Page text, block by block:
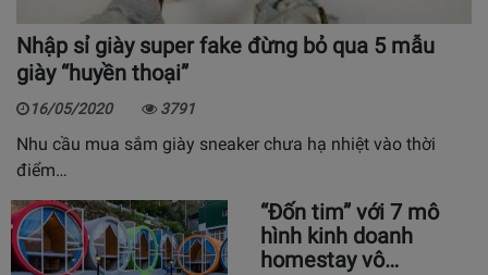
Nhập sỉ giày super fake đừng bỏ qua 5 mẫu
giày “huyền thoại”
16/05/2020 3791
Nhu cầu mua sắm giày sneaker chưa hạ nhiệt vào thời
điểm…
“Đốn tim” với 7 mô
hình kinh doanh
homestay vô…